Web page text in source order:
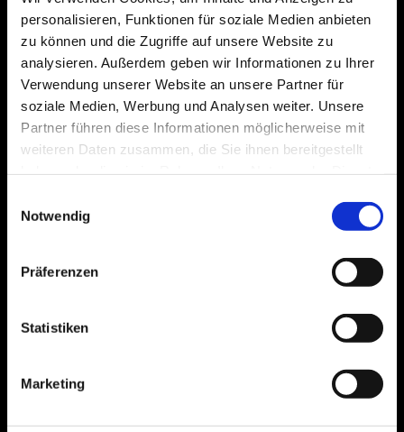
personalisieren, Funktionen für soziale Medien anbieten
zu können und die Zugriffe auf unsere Website zu
analysieren. Außerdem geben wir Informationen zu Ihrer
Verwendung unserer Website an unsere Partner für
soziale Medien, Werbung und Analysen weiter. Unsere
Partner führen diese Informationen möglicherweise mit
weiteren Daten zusammen, die Sie ihnen bereitgestellt
Notwendig
Präferenzen
Statistiken
Marketing
Rotary
Rotary Verlags GmbH
Ferdinandstraße 25
20095 Hamburg
Telefon
verlag@rotary-verlag.de
Dr. Dirk Bode
Geschäftsführer